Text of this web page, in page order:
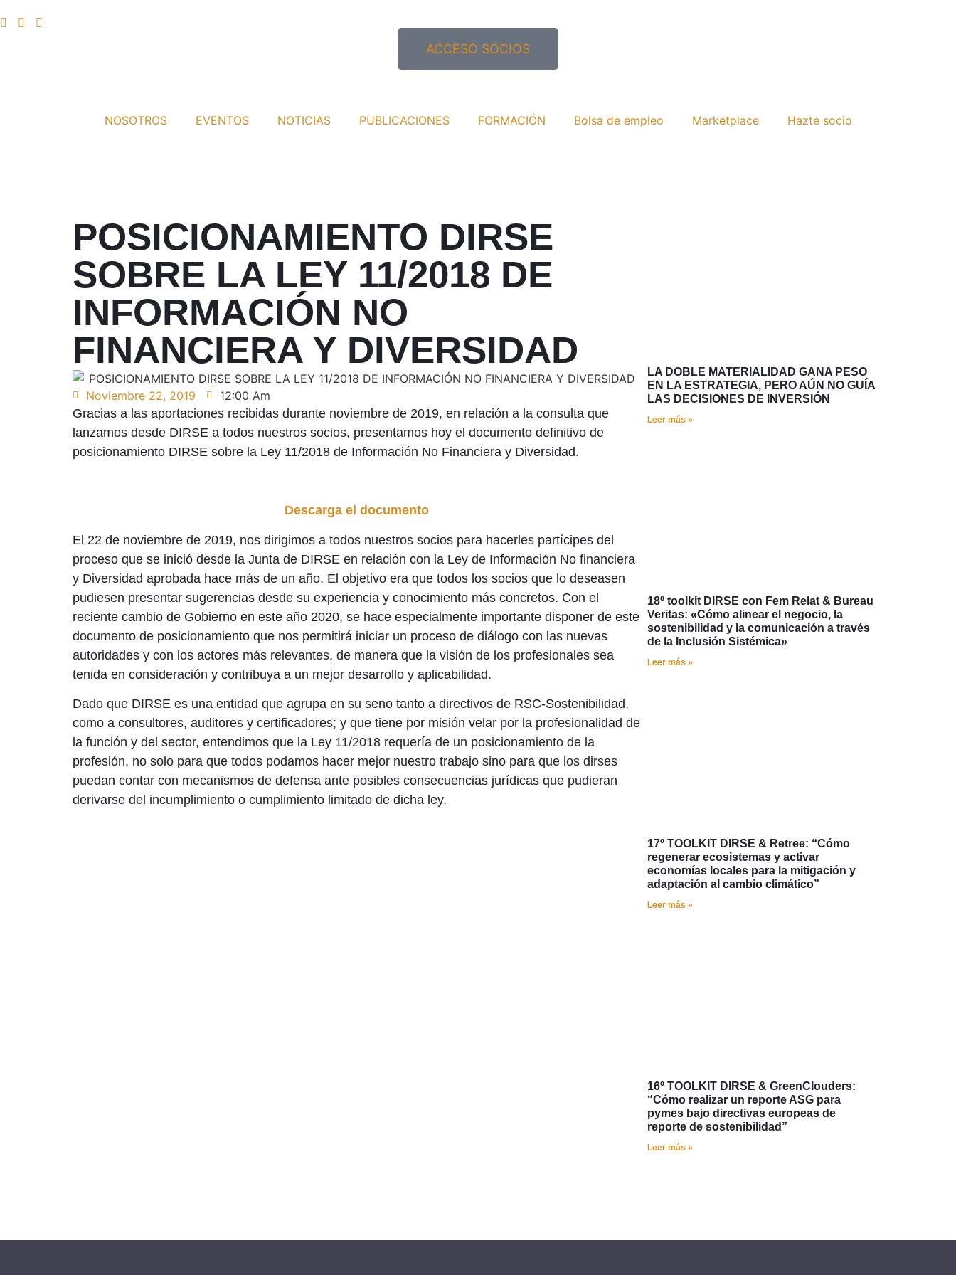
ACCESO SOCIOS
NOSOTROS EVENTOS NOTICIAS PUBLICACIONES FORMACIÓN Bolsa de empleo Marketplace Hazte socio
POSICIONAMIENTO DIRSE
SOBRE LA LEY 11/2018 DE
INFORMACIÓN NO
FINANCIERA Y DIVERSIDAD
Noviembre 22, 2019
12:00 Am
Gracias a las aportaciones recibidas durante noviembre de 2019, en relación a la consulta que
lanzamos desde DIRSE a todos nuestros socios, presentamos hoy el documento definitivo de
posicionamiento DIRSE sobre la Ley 11/2018 de Información No Financiera y Diversidad.
Descarga el documento
El 22 de noviembre de 2019, nos dirigimos a todos nuestros socios para hacerles partícipes del
proceso que se inició desde la Junta de DIRSE en relación con la Ley de Información No financiera
y Diversidad aprobada hace más de un año. El objetivo era que todos los socios que lo deseasen
pudiesen presentar sugerencias desde su experiencia y conocimiento más concretos. Con el
reciente cambio de Gobierno en este año 2020, se hace especialmente importante disponer de este
documento de posicionamiento que nos permitirá iniciar un proceso de diálogo con las nuevas
autoridades y con los actores más relevantes, de manera que la visión de los profesionales sea
tenida en consideración y contribuya a un mejor desarrollo y aplicabilidad.
Dado que DIRSE es una entidad que agrupa en su seno tanto a directivos de RSC-Sostenibilidad,
como a consultores, auditores y certificadores; y que tiene por misión velar por la profesionalidad de
la función y del sector, entendimos que la Ley 11/2018 requería de un posicionamiento de la
profesión, no solo para que todos podamos hacer mejor nuestro trabajo sino para que los dirses
puedan contar con mecanismos de defensa ante posibles consecuencias jurídicas que pudieran
derivarse del incumplimiento o cumplimiento limitado de dicha ley.
LA DOBLE MATERIALIDAD GANA PESO
EN LA ESTRATEGIA, PERO AÚN NO GUÍA
LAS DECISIONES DE INVERSIÓN
Leer más »
18º toolkit DIRSE con Fem Relat & Bureau
Veritas: «Cómo alinear el negocio, la
sostenibilidad y la comunicación a través
de la Inclusión Sistémica»
Leer más »
17º TOOLKIT DIRSE & Retree: “Cómo
regenerar ecosistemas y activar
economías locales para la mitigación y
adaptación al cambio climático”
Leer más »
16º TOOLKIT DIRSE & GreenClouders:
“Cómo realizar un reporte ASG para
pymes bajo directivas europeas de
reporte de sostenibilidad”
Leer más »